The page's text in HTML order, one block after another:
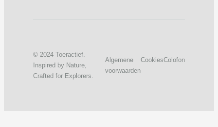
© 2024 Toeractief.
Inspired by Nature,
Crafted for Explorers.
Algemene
voorwaarden
CookiesColofon